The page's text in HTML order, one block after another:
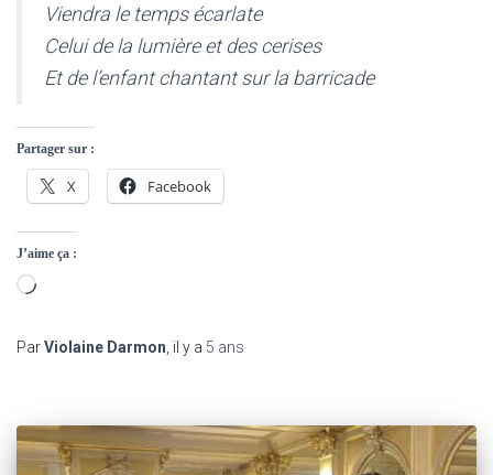
Viendra le temps écarlate
Celui de la lumière et des cerises
Et de l’enfant chantant sur la barricade
Partager sur :
X Facebook
J’aime ça :
Chargement…
ParViolaine Darmon , il y a 5 ans